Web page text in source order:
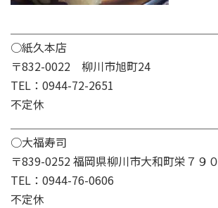
○紙久本店
〒832-0022 柳川市旭町24
TEL：0944-72-2651
不定休
○大福寿司
〒839-0252 福岡県柳川市大和町栄７９０
TEL： 0944-76-0606
不定休